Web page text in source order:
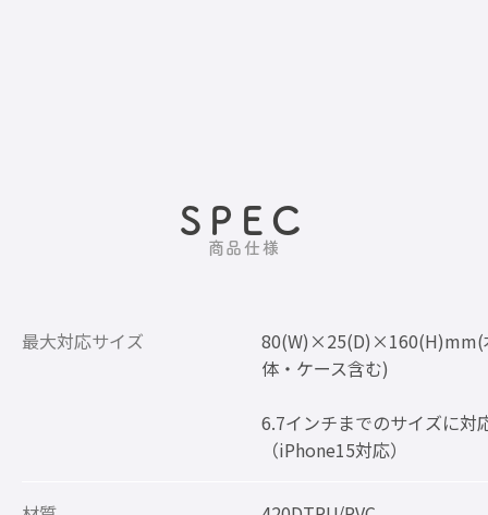
SPEC
商品仕様
最大対応サイズ
80(W)×25(D)×160(H)mm(
体・ケース含む)
6.7インチまでのサイズに対
（iPhone15対応）